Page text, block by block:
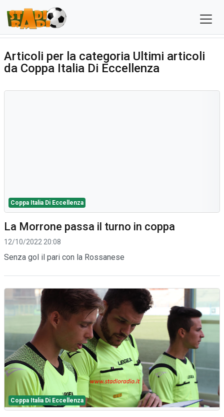
Articoli per la categoria Ultimi articoli
da Coppa Italia Di Eccellenza
Coppa Italia Di Eccellenza
La Morrone passa il turno in coppa
12/10/2022 20:08
Senza gol il pari con la Rossanese
Coppa Italia Di Eccellenza